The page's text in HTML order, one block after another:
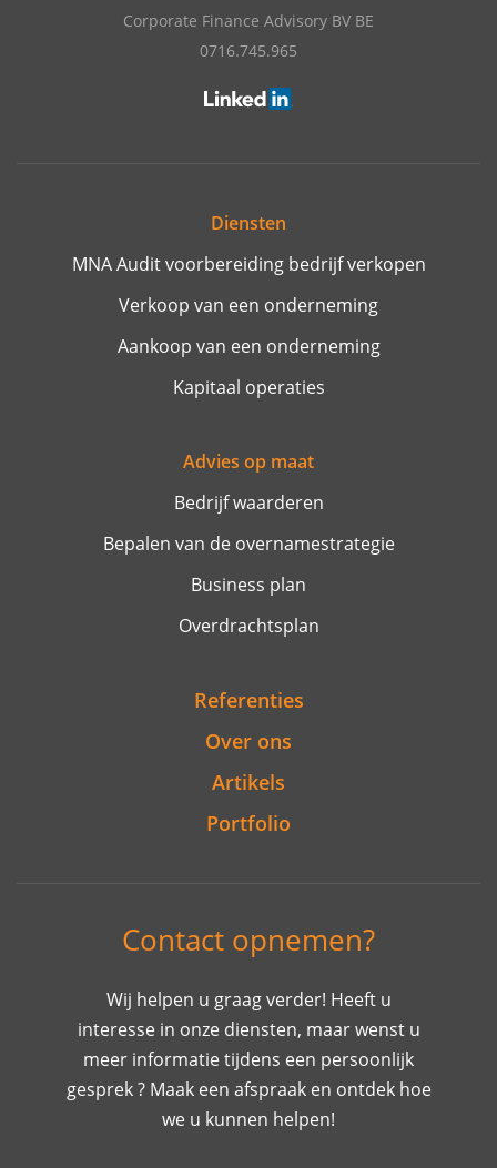
Corporate Finance Advisory BV BE
0716.745.965
Diensten
MNA Audit voorbereiding bedrijf verkopen
Verkoop van een onderneming
Aankoop van een onderneming
Kapitaal operaties
Advies op maat
Bedrijf waarderen
Bepalen van de overnamestrategie
Business plan
Overdrachtsplan
Referenties
Over ons
Artikels
Portfolio
Contact opnemen?
Wij helpen u graag verder! Heeft u
interesse in onze diensten, maar wenst u
meer informatie tijdens een persoonlijk
gesprek ? Maak een afspraak en ontdek hoe
we u kunnen helpen!